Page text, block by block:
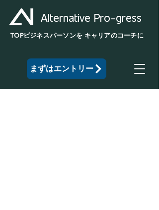
Alternative Pro-gress
TOPビジネスパーソンを キャリアのコーチに
まずはエントリー